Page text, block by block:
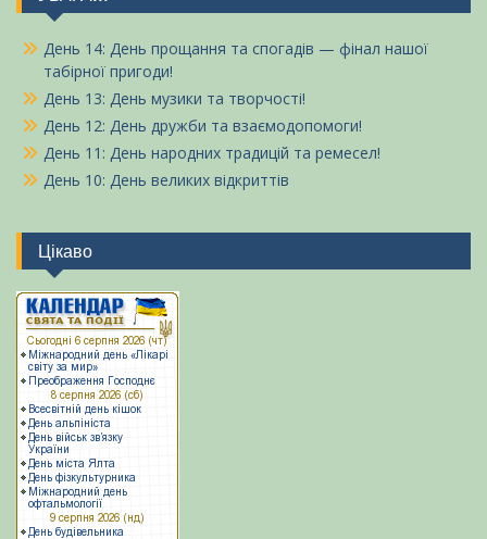
День 14: День прощання та спогадів — фінал нашої
табірної пригоди!
День 13: День музики та творчості!
День 12: День дружби та взаємодопомоги!
День 11: День народних традицій та ремесел!
День 10: День великих відкриттів
Цікаво